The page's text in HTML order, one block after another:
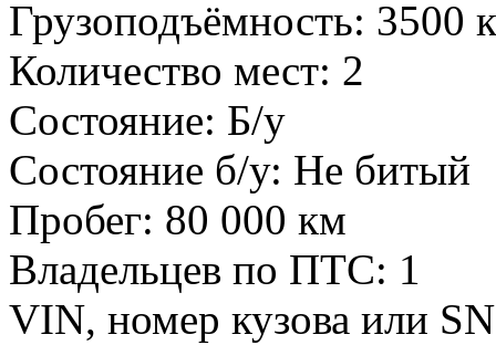
Грузоподъёмность: 3500
Количество мест: 2
Состояние: Б/у
Состояние б/у: Не битый
Пробег: 80 000 км
Владельцев по ПТС: 1
VIN, номер кузова